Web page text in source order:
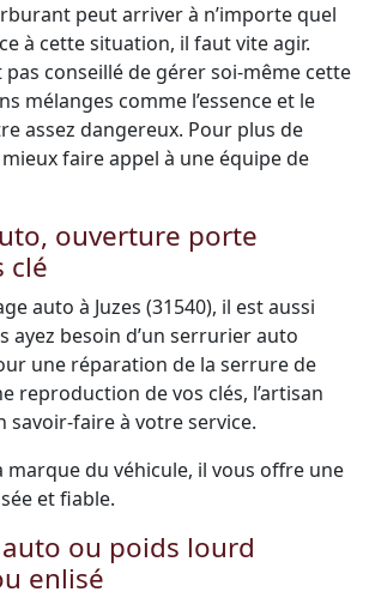
peut arriver à n’importe quel
à cette situation, il faut vite agir.
pas conseillé de gérer soi-même cette
mélanges comme l’essence et le
assez dangereux. Pour plus de
faire appel à une équipe de
ouverture porte
clé
auto à Juzes (31540), il est aussi
ayez besoin d’un serrurier auto
une réparation de la serrure de
reproduction de vos clés, l’artisan
faire à votre service.
marque du véhicule, il vous offre une
et fiable.
ou poids lourd
enlisé